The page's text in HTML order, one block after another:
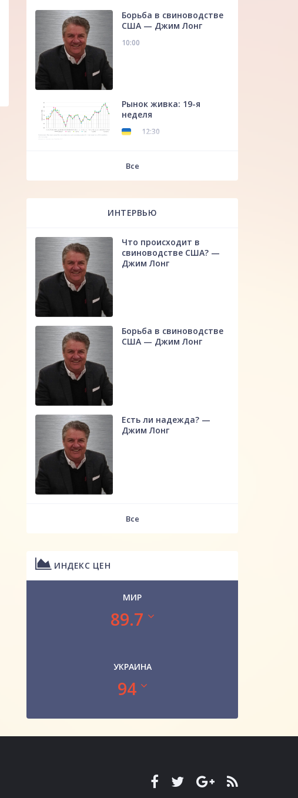
Борьба в свиноводстве
США — Джим Лонг
10:00
Рынок живка: 19-я
неделя
12:30
Все
ИНТЕРВЬЮ
Что происходит в
свиноводстве США? —
Джим Лонг
Борьба в свиноводстве
США — Джим Лонг
Есть ли надежда? —
Джим Лонг
Все
ИНДЕКС ЦЕН
МИР
89.7
УКРАИНА
94